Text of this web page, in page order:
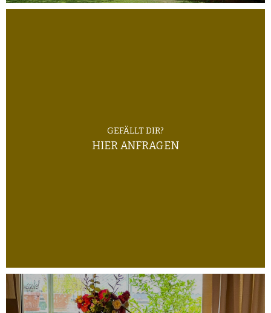
GEFÄLLT DIR?
HIER ANFRAGEN